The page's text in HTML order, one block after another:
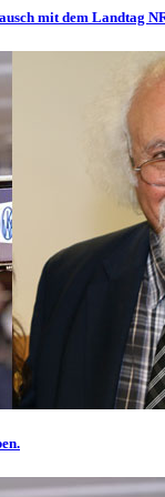
mit dem Landtag